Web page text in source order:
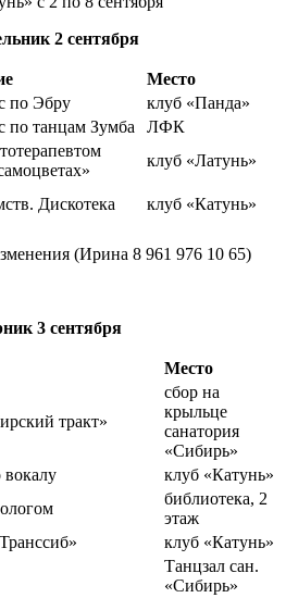
2 сентября
Место
по Эбру
клуб «Панда»
по танцам Зумба
ЛФК
клуб «Латунь»
Дискотека клуб «Катунь»
(Ирина 8 961 976 10 65)
3 сентября
Место
тракт»
сбор на
крыльце
санатория
«Сибирь»
вокалу
клуб «Катунь»
библиотека, 2
этаж
клуб «Катунь»
Танцзал сан.
«Сибирь»